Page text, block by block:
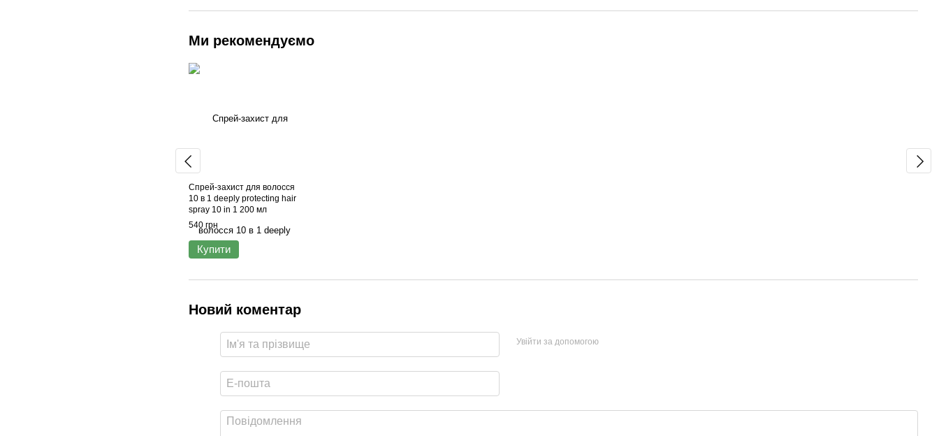
Ми рекомендуємо
Спрей-захист для волосся
10 в 1 deeply protecting hair
spray 10 in 1 200 мл
540 грн
Купити
Новий коментар
Увійти за допомогою